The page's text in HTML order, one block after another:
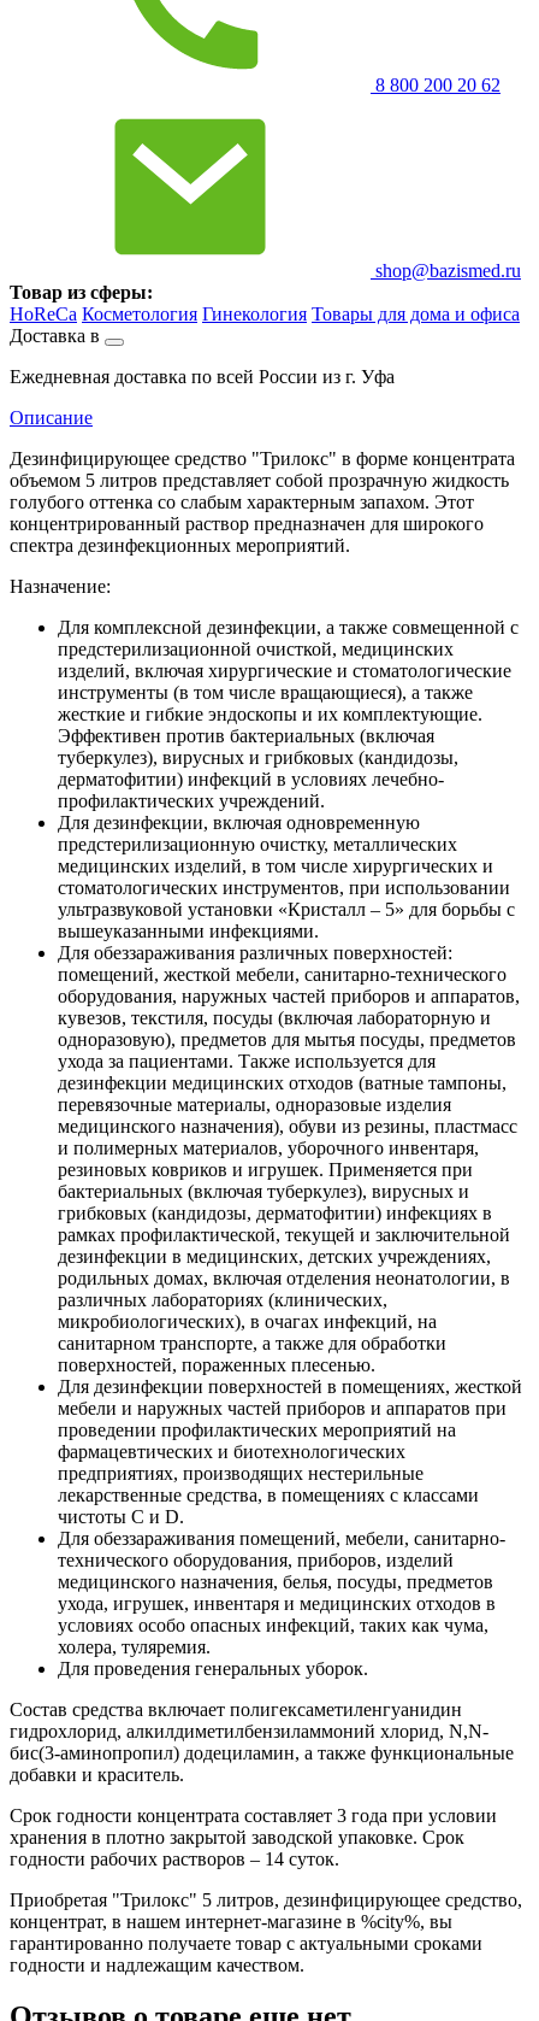
8 800 200 20 62
shop@bazismed.ru
Товар из сферы:
HoReCa Косметология Гинекология Товары для дома и офиса
Доставка в
Ежедневная доставка по всей России из г. Уфа
Описание
Дезинфицирующее средство "Трилокс" в форме концентрата
объемом 5 литров представляет собой прозрачную жидкость
голубого оттенка со слабым характерным запахом. Этот
концентрированный раствор предназначен для широкого
спектра дезинфекционных мероприятий.
Назначение:
Для комплексной дезинфекции, а также совмещенной с
предстерилизационной очисткой, медицинских
изделий, включая хирургические и стоматологические
инструменты (в том числе вращающиеся), а также
жесткие и гибкие эндоскопы и их комплектующие.
Эффективен против бактериальных (включая
туберкулез), вирусных и грибковых (кандидозы,
дерматофитии) инфекций в условиях лечебно-
профилактических учреждений.
Для дезинфекции, включая одновременную
предстерилизационную очистку, металлических
медицинских изделий, в том числе хирургических и
стоматологических инструментов, при использовании
ультразвуковой установки «Кристалл – 5» для борьбы с
вышеуказанными инфекциями.
Для обеззараживания различных поверхностей:
помещений, жесткой мебели, санитарно-технического
оборудования, наружных частей приборов и аппаратов,
кувезов, текстиля, посуды (включая лабораторную и
одноразовую), предметов для мытья посуды, предметов
ухода за пациентами. Также используется для
дезинфекции медицинских отходов (ватные тампоны,
перевязочные материалы, одноразовые изделия
медицинского назначения), обуви из резины, пластмасс
и полимерных материалов, уборочного инвентаря,
резиновых ковриков и игрушек. Применяется при
бактериальных (включая туберкулез), вирусных и
грибковых (кандидозы, дерматофитии) инфекциях в
рамках профилактической, текущей и заключительной
дезинфекции в медицинских, детских учреждениях,
родильных домах, включая отделения неонатологии, в
различных лабораториях (клинических,
микробиологических), в очагах инфекций, на
санитарном транспорте, а также для обработки
поверхностей, пораженных плесенью.
Для дезинфекции поверхностей в помещениях, жесткой
мебели и наружных частей приборов и аппаратов при
проведении профилактических мероприятий на
фармацевтических и биотехнологических
предприятиях, производящих нестерильные
лекарственные средства, в помещениях с классами
чистоты C и D.
Для обеззараживания помещений, мебели, санитарно-
технического оборудования, приборов, изделий
медицинского назначения, белья, посуды, предметов
ухода, игрушек, инвентаря и медицинских отходов в
условиях особо опасных инфекций, таких как чума,
холера, туляремия.
Для проведения генеральных уборок.
Состав средства включает полигексаметиленгуанидин
гидрохлорид, алкилдиметилбензиламмоний хлорид, N,N-
бис(3-аминопропил) додециламин, а также функциональные
добавки и краситель.
Срок годности концентрата составляет 3 года при условии
хранения в плотно закрытой заводской упаковке. Срок
годности рабочих растворов – 14 суток.
Приобретая "Трилокс" 5 литров, дезинфицирующее средство,
концентрат, в нашем интернет-магазине в %city%, вы
гарантированно получаете товар с актуальными сроками
годности и надлежащим качеством.